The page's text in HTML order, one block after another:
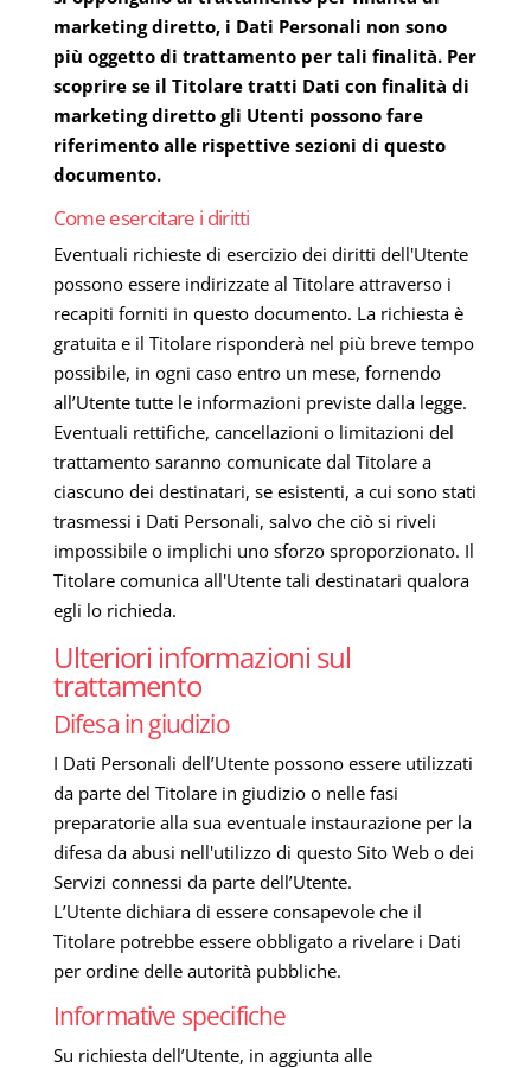
marketing diretto, i Dati Personali non sono
più oggetto di trattamento per tali finalità. Per
scoprire se il Titolare tratti Dati con finalità di
marketing diretto gli Utenti possono fare
riferimento alle rispettive sezioni di questo
documento.
Come esercitare i diritti
Eventuali richieste di esercizio dei diritti dell'Utente
possono essere indirizzate al Titolare attraverso i
recapiti forniti in questo documento. La richiesta è
gratuita e il Titolare risponderà nel più breve tempo
possibile, in ogni caso entro un mese, fornendo
all’Utente tutte le informazioni previste dalla legge.
Eventuali rettifiche, cancellazioni o limitazioni del
trattamento saranno comunicate dal Titolare a
ciascuno dei destinatari, se esistenti, a cui sono stati
trasmessi i Dati Personali, salvo che ciò si riveli
impossibile o implichi uno sforzo sproporzionato. Il
Titolare comunica all'Utente tali destinatari qualora
egli lo richieda.
Ulteriori informazioni sul
trattamento
Difesa in giudizio
I Dati Personali dell’Utente possono essere utilizzati
da parte del Titolare in giudizio o nelle fasi
preparatorie alla sua eventuale instaurazione per la
difesa da abusi nell'utilizzo di questo Sito Web o dei
Servizi connessi da parte dell’Utente.
L’Utente dichiara di essere consapevole che il
Titolare potrebbe essere obbligato a rivelare i Dati
per ordine delle autorità pubbliche.
Informative specifiche
Su richiesta dell’Utente, in aggiunta alle